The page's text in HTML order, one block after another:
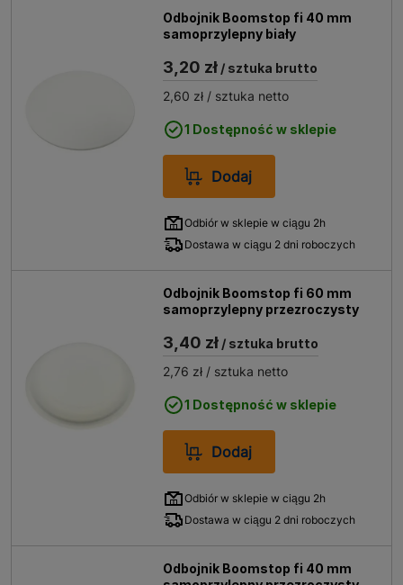
Odbojnik Boomstop fi 40 mm
samoprzylepny biały
3,20 zł / sztuka brutto
2,60 zł / sztuka netto
1 Dostępność w sklepie
Dodaj
Odbiór w sklepie w ciągu 2h
Dostawa w ciągu 2 dni roboczych
Odbojnik Boomstop fi 60 mm
samoprzylepny przezroczysty
3,40 zł / sztuka brutto
2,76 zł / sztuka netto
1 Dostępność w sklepie
Dodaj
Odbiór w sklepie w ciągu 2h
Dostawa w ciągu 2 dni roboczych
Odbojnik Boomstop fi 40 mm